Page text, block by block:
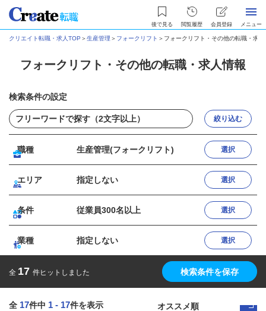
後で見る 閲覧履歴 会員登録 メニュー
クリエイト転職・求人TOP ＞生産管理 ＞ フォークリフト ＞ フォークリフト・その他の転職・求人
フォークリフト・その他の転職・求人情報
検索条件の設定
絞り込む
職種 生産管理(フォークリフト) 選択
エリア 指定しない 選択
条件 従業員300名以上 選択
業種 指定しない 選択
全 17 件ヒットしました 検索条件を保存
全 17件中 1 - 17件を表示